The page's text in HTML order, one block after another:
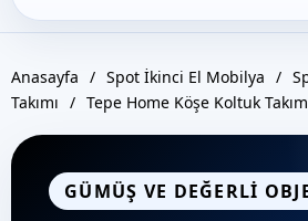
Anasayfa / Spot İkinci El Mobilya /
Takımı / Tepe Home Köşe Koltuk
GÜMÜŞ VE DEĞERLI